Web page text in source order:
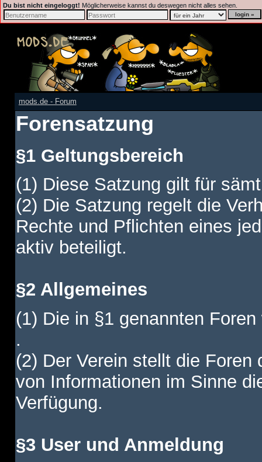
Du bist nicht eingeloggt! Möglicherweise kannst du deswegen nicht alles sehen.
mods.de - Forum
Forensatzung
§1 Geltungsbereich
(1) Diese Satzung gilt für
(2) Die Satzung regelt die
Rechte und Pflichten eines
aktiv beteiligt.
§2 Allgemeines
(1) Die in §1 genannten
.
(2) Der Verein stellt die
von Informationen im Sinne
Verfügung.
§3 User und Anmeldung